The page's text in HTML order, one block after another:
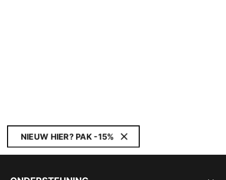
NIEUW HIER? PAK -15%